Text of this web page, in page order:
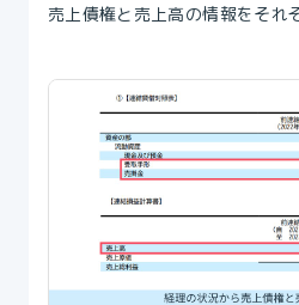
売上債権と売上高の情報をそれ